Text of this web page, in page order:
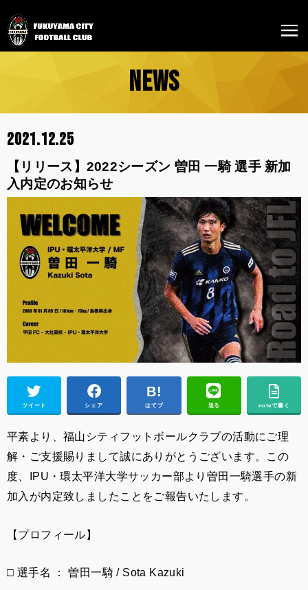
NEWS
2021.12.25
【リリース】2022シーズン 曽田 一騎 選手 新加
入内定のお知らせ
ツイート シェア はてブ 送る noteで書く
平素より、福山シティフットボールクラブの活動にご理
解・ご支援賜りまして誠にありがとうございます。この
度、IPU・環太平洋大学サッカー部より曽田一騎選手の新
加入が内定致しましたことをご報告いたします。
【プロフィール】
□ 選手名 ： 曽田一騎 / Sota Kazuki